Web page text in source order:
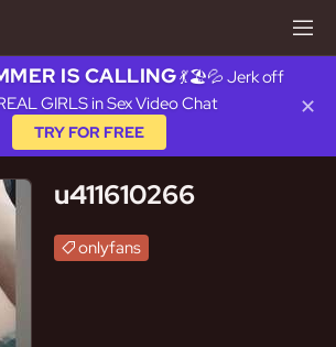
IS CALLING💃🏖️💦 Jerk off
GIRLS in Sex Video Chat
TRY FOR FREE
✕
u411610266
onlyfans